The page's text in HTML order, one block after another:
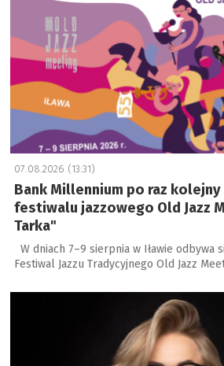
07.08.2026 (13:31)
Bank Millennium po raz
festiwalu jazzowego Old Jazz
Tarka"
W dniach 7–9 sierpnia w Iławie odbywa
Festiwal Jazzu Tradycyjnego Old Jazz
a